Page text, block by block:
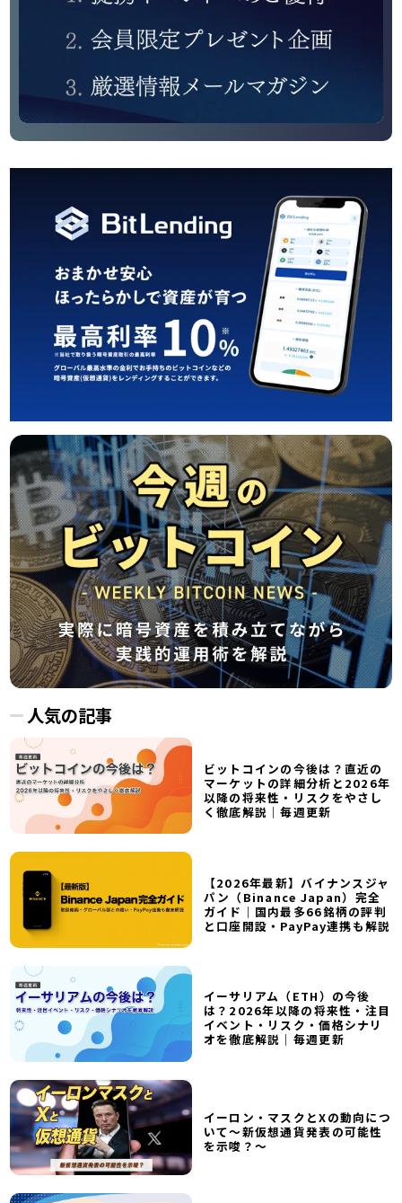
人気の記事
ビットコインの今後は？直近の
マーケットの詳細分析と2026年
以降の将来性・リスクをやさし
く徹底解説｜毎週更新
【2026年最新】バイナンスジャ
パン（Binance Japan）完全
ガイド｜国内最多66銘柄の評判
と口座開設・PayPay連携も解説
イーサリアム（ETH）の今後
は？2026年以降の将来性・注目
イベント・リスク・価格シナリ
オを徹底解説｜毎週更新
イーロン・マスクとXの動向につ
いて～新仮想通貨発表の可能性
を示唆？～